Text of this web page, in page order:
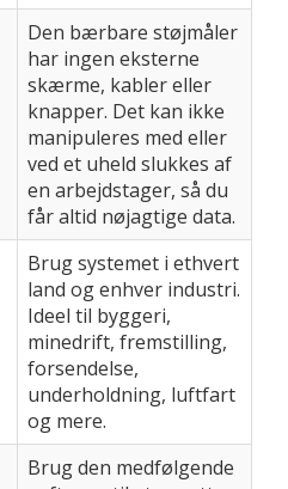
Den bærbare støjmåler
har ingen eksterne
skærme, kabler eller
knapper. Det kan ikke
manipuleres med eller
ved et uheld slukkes af
en arbejdstager, så du
får altid nøjagtige data.
Brug systemet i ethvert
land og enhver industri.
Ideel til byggeri,
minedrift, fremstilling,
forsendelse,
underholdning, luftfart
og mere.
Brug den medfølgende